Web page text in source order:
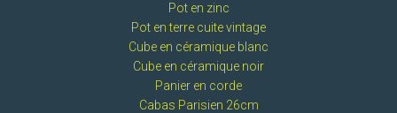
Pot en zinc
Pot en terre cuite vintage
Cube en céramique blanc
Cube en céramique noir
Panier en corde
Cabas Parisien 26cm